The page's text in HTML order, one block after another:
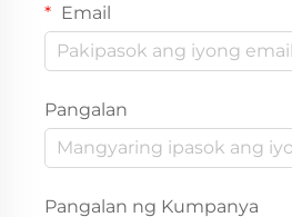
Email
Pangalan
Pangalan ng Kumpanya